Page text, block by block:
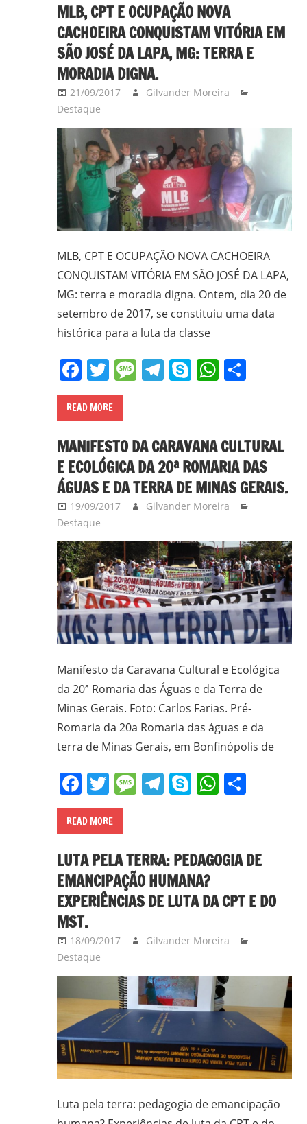
MLB, CPT E OCUPAÇÃO NOVA
CACHOEIRA CONQUISTAM VITÓRIA EM
SÃO JOSÉ DA LAPA, MG: TERRA E
MORADIA DIGNA.
21/09/2017
Gilvander Moreira
Destaque
MLB, CPT E OCUPAÇÃO NOVA CACHOEIRA
CONQUISTAM VITÓRIA EM SÃO JOSÉ DA LAPA,
MG: terra e moradia digna. Ontem, dia 20 de
setembro de 2017, se constituiu uma data
histórica para a luta da classe
Facebook
Twitter
Message
Telegram
SkypeShare
READ MORE
MANIFESTO DA CARAVANA CULTURAL
E ECOLÓGICA DA 20ª ROMARIA DAS
ÁGUAS E DA TERRA DE MINAS GERAIS.
19/09/2017
Gilvander Moreira
Destaque
Manifesto da Caravana Cultural e Ecológica
da 20ª Romaria das Águas e da Terra de
Minas Gerais. Foto: Carlos Farias. Pré-
Romaria da 20a Romaria das águas e da
terra de Minas Gerais, em Bonfinópolis de
Facebook
Twitter
Message
Telegram
SkypeShare
READ MORE
LUTA PELA TERRA: PEDAGOGIA DE
EMANCIPAÇÃO HUMANA?
EXPERIÊNCIAS DE LUTA DA CPT E DO
MST.
18/09/2017
Gilvander Moreira
Destaque
Luta pela terra: pedagogia de emancipação